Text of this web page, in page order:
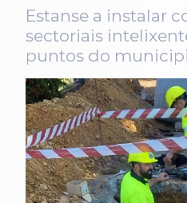
Estanse a instalar
sectoriais
puntos do